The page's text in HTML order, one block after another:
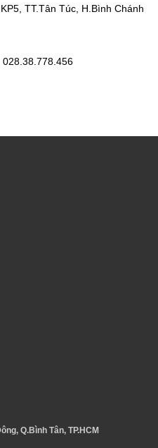
TT.Tân Túc, H.Bình Chánh
028.38.778.456
Q.Bình Tân, TP.HCM